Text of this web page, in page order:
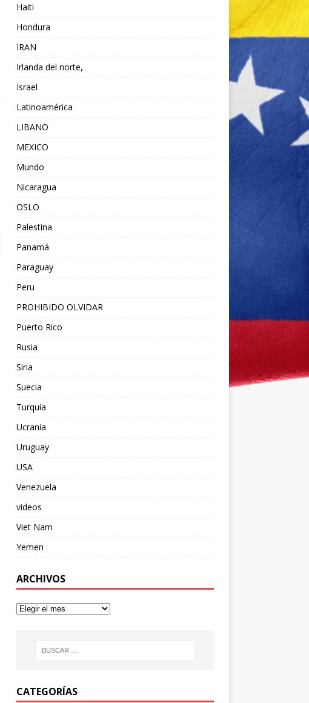
Haiti
Hondura
IRAN
Irlanda del norte,
Israel
Latinoamérica
LIBANO
MEXICO
Mundo
Nicaragua
OSLO
Palestina
Panamá
Paraguay
Peru
PROHIBIDO OLVIDAR
Puerto Rico
Rusia
Siria
Suecia
Turquia
Ucrania
Uruguay
USA
Venezuela
videos
Viet Nam
Yemen
ARCHIVOS
CATEGORÍAS